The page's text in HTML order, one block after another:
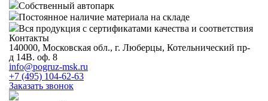
Собственный автопарк
Постоянное наличие материала на складе
Вся продукция с сертификатами качества и соответствия
Контакты
140000, Московская обл., г. Люберцы, Котельнический пр-
д 14В. оф. 8
info@pogruz-msk.ru
+7 (495) 104-62-63
Заказать звонок